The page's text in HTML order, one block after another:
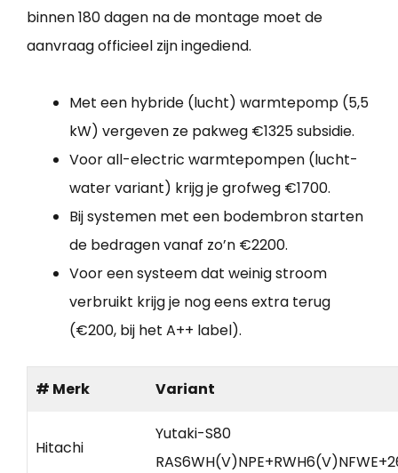
binnen 180 dagen na de montage moet de
aanvraag officieel zijn ingediend.
Met een hybride (lucht) warmtepomp (5,5
kW) vergeven ze pakweg €1325 subsidie.
Voor all-electric warmtepompen (lucht-
water variant) krijg je grofweg €1700.
Bij systemen met een bodembron starten
de bedragen vanaf zo’n €2200.
Voor een systeem dat weinig stroom
verbruikt krijg je nog eens extra terug
(€200, bij het A++ label).
# Merk Variant
Hitachi
Yutaki-S80